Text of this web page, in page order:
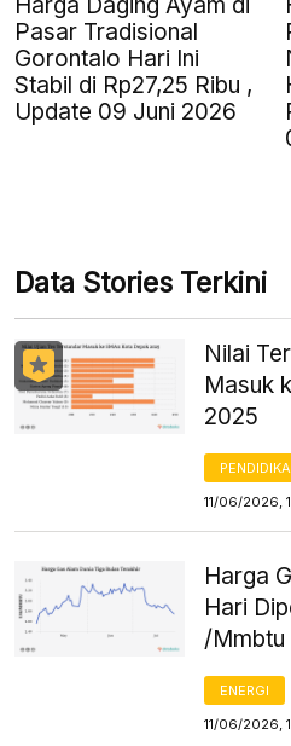
Pasar Tradisional
Gorontalo Hari Ini
Stabil di Rp27,25 Ribu ,
Update 09 Juni 2026
Data Stories Terkini
Nilai
Masuk
2025
11/06/2026,
Harga
Hari
/Mmbtu
ENERGI
11/06/2026,